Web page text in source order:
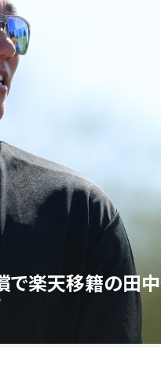
で楽天移籍の田